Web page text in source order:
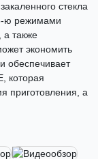
стекла
ю режимами
а также
экономить
обеспечивает
которая
приготовления, а